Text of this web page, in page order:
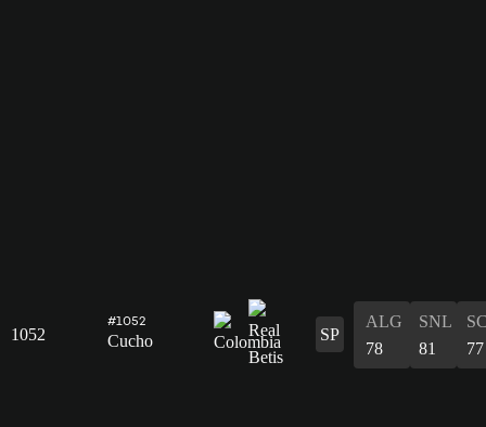
1052
#1052
Cucho SP
ALG
78
SNL
81
77